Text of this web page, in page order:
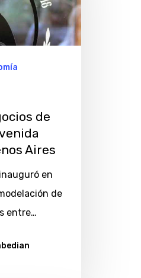
de
Aires
en
de
entre…